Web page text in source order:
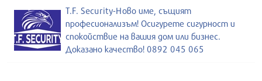
T.F. Security-Ново име, същият
професионализъм! Осигурете сигурност и
спокойствие на вашия дом или бизнес.
Доказано качество! 0892 045 065